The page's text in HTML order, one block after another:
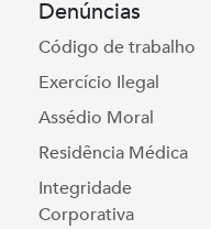
Denúncias
Código de trabalho
Exercício Ilegal
Assédio Moral
Residência Médica
Integridade
Corporativa